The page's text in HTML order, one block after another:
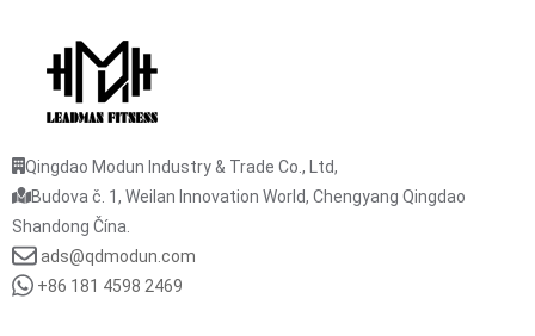
Qingdao Modun Industry & Trade Co., Ltd,
Budova č. 1, Weilan Innovation World, Chengyang Qingdao
Shandong Čína.
ads@qdmodun.com
+86 181 4598 2469